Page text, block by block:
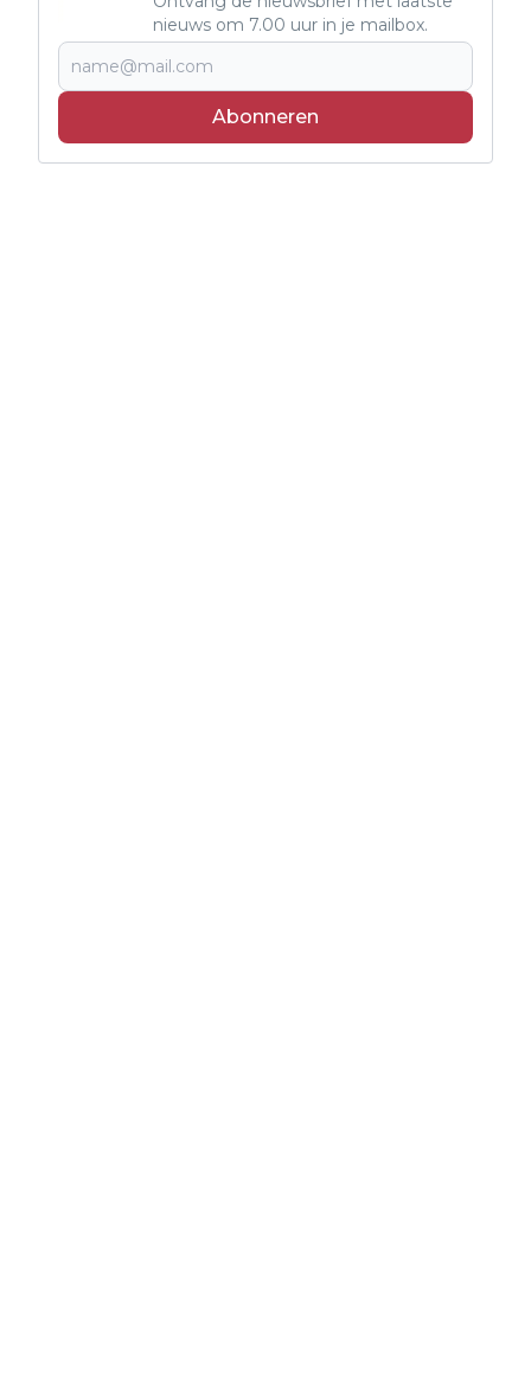
nieuws om 7.00 uur in je mailbox.
Abonneren